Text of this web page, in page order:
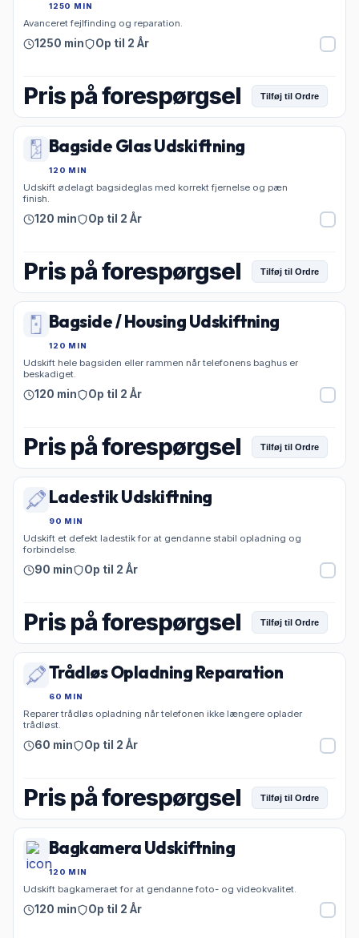
1250 MIN
Avanceret fejlfinding og reparation.
1250 min Op til 2 År
Pris på forespørgsel Tilføj til Ordre
Bagside Glas Udskiftning
120 MIN
Udskift ødelagt bagsideglas med korrekt fjernelse og pæn
finish.
120 min Op til 2 År
Pris på forespørgsel Tilføj til Ordre
Bagside / Housing Udskiftning
120 MIN
Udskift hele bagsiden eller rammen når telefonens baghus er
beskadiget.
120 min Op til 2 År
Pris på forespørgsel Tilføj til Ordre
Ladestik Udskiftning
90 MIN
Udskift et defekt ladestik for at gendanne stabil opladning og
forbindelse.
90 min Op til 2 År
Pris på forespørgsel Tilføj til Ordre
Trådløs Opladning Reparation
60 MIN
Reparer trådløs opladning når telefonen ikke længere oplader
trådløst.
60 min Op til 2 År
Pris på forespørgsel Tilføj til Ordre
Bagkamera Udskiftning
120 MIN
Udskift bagkameraet for at gendanne foto- og videokvalitet.
120 min Op til 2 År